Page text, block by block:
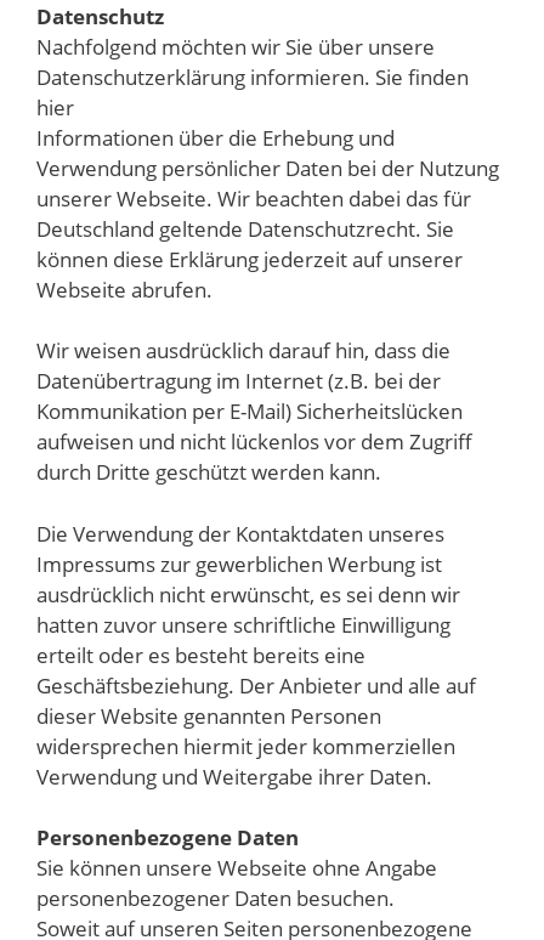
Datenschutz
Nachfolgend möchten wir Sie über unsere
Datenschutzerklärung informieren. Sie finden
hier
Informationen über die Erhebung und
Verwendung persönlicher Daten bei der Nutzung
unserer Webseite. Wir beachten dabei das für
Deutschland geltende Datenschutzrecht. Sie
können diese Erklärung jederzeit auf unserer
Webseite abrufen.
Wir weisen ausdrücklich darauf hin, dass die
Datenübertragung im Internet (z.B. bei der
Kommunikation per E-Mail) Sicherheitslücken
aufweisen und nicht lückenlos vor dem Zugriff
durch Dritte geschützt werden kann.
Die Verwendung der Kontaktdaten unseres
Impressums zur gewerblichen Werbung ist
ausdrücklich nicht erwünscht, es sei denn wir
hatten zuvor unsere schriftliche Einwilligung
erteilt oder es besteht bereits eine
Geschäftsbeziehung. Der Anbieter und alle auf
dieser Website genannten Personen
widersprechen hiermit jeder kommerziellen
Verwendung und Weitergabe ihrer Daten.
Personenbezogene Daten
Sie können unsere Webseite ohne Angabe
personenbezogener Daten besuchen.
Soweit auf unseren Seiten personenbezogene